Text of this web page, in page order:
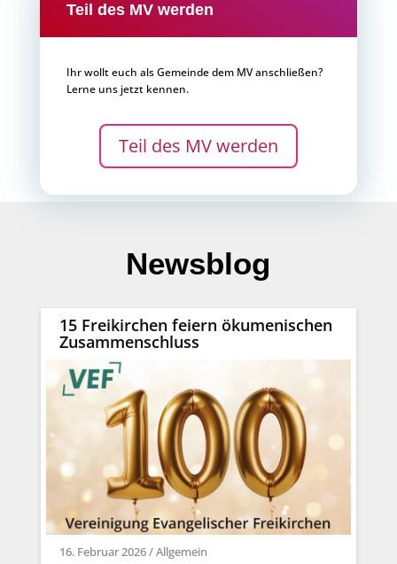
Teil des MV werden
Ihr wollt euch als Gemeinde dem MV anschließen?
Lerne uns jetzt kennen.
Teil des MV werden
Newsblog
15 Freikirchen feiern ökumenischen
Zusammenschluss
16. Februar 2026/Allgemein